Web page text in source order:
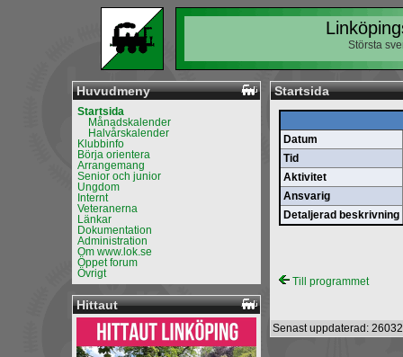
Största
Huvudmeny
Startsida
Månadskalender
Halvårskalender
Klubbinfo
Börja orientera
Arrangemang
Senior och junior
Ungdom
Internt
Veteranerna
Länkar
Dokumentation
Administration
Om www.lok.se
Öppet forum
Övrigt
Hittaut
Startsida
Datum
Tid
Aktivitet
Ansvarig
Detaljerad beskrivning
Till programmet
Senast uppdaterad: